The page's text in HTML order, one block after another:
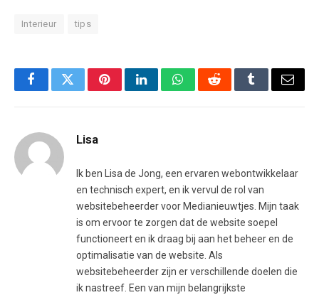
Interieur tips
FacebookTwitterPinterestLinkedInWhatsAppRedditTumblrEmail
Lisa
Ik ben Lisa de Jong, een ervaren webontwikkelaar
en technisch expert, en ik vervul de rol van
websitebeheerder voor Medianieuwtjes. Mijn taak
is om ervoor te zorgen dat de website soepel
functioneert en ik draag bij aan het beheer en de
optimalisatie van de website. Als
websitebeheerder zijn er verschillende doelen die
ik nastreef. Een van mijn belangrijkste